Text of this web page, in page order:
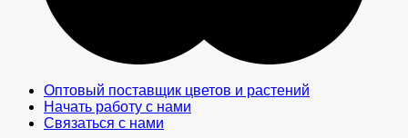
Оптовый поставщик цветов и растений
Начать работу с нами
Связаться с нами